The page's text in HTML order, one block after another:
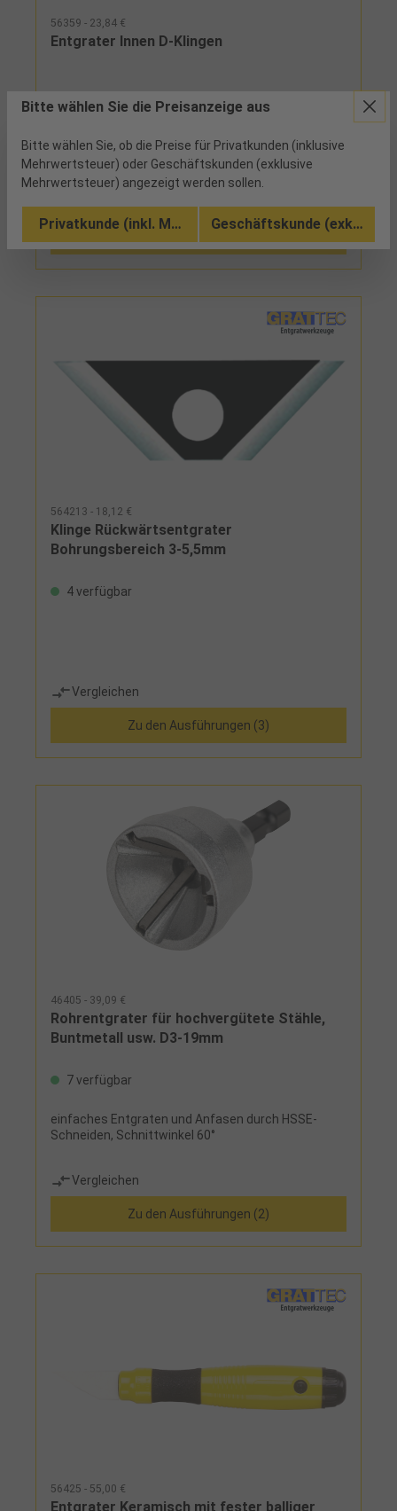
56359 - 23,84 €
Entgrater Innen D-Klingen
6 verfügbar
Lieferumfang:1 Handgriff mit verstellbarem
Klingenhalter mit gekröpfter Entgratklinge (Art.-Nr.
Vergleichen
564213 - 18,12 €
Klinge Rückwärtsentgrater
Bohrungsbereich 3-5,5mm
4 verfügbar
Vergleichen
Zu den Ausführungen (3)
46405 - 39,09 €
Rohrentgrater für hochvergütete Stähle,
Buntmetall usw. D3-19mm
7 verfügbar
einfaches Entgraten und Anfasen durch HSSE-
Schneiden, Schnittwinkel 60°
Vergleichen
Zu den Ausführungen (2)
56425 - 55,00 €
Entgrater Keramisch mit fester balliger
Bitte wählen Sie die Preisanzeige aus
Bitte wählen Sie, ob die Preise für Privatkunden (inklusive
Mehrwertsteuer) oder Geschäftskunden (exklusive
Mehrwertsteuer) angezeigt werden sollen.
Privatkunde (inkl. MwSt.) Geschäftskunde (exkl.